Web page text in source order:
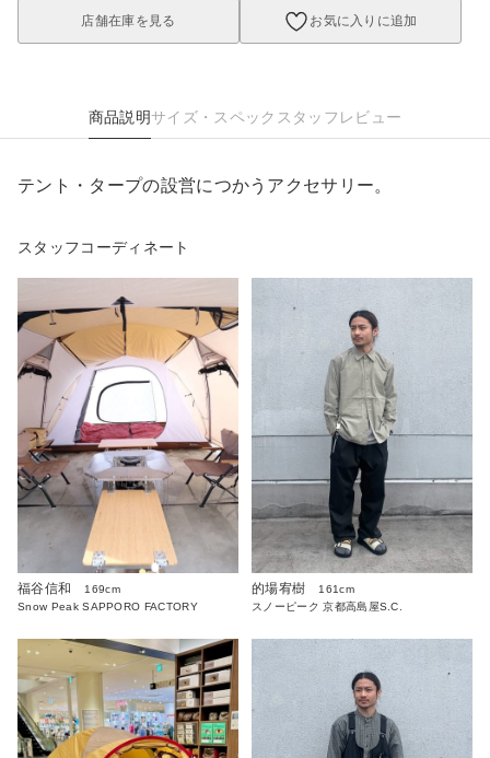
店舗在庫を見る お気に入りに追加
商品説明サイズ・スペック スタッフレビュー
テント・タープの設営につかうアクセサリー。
スタッフコーディネート
福谷信和
169cm
Snow Peak SAPPORO FACTORY
的場宥樹
161cm
スノーピーク 京都高島屋S.C.